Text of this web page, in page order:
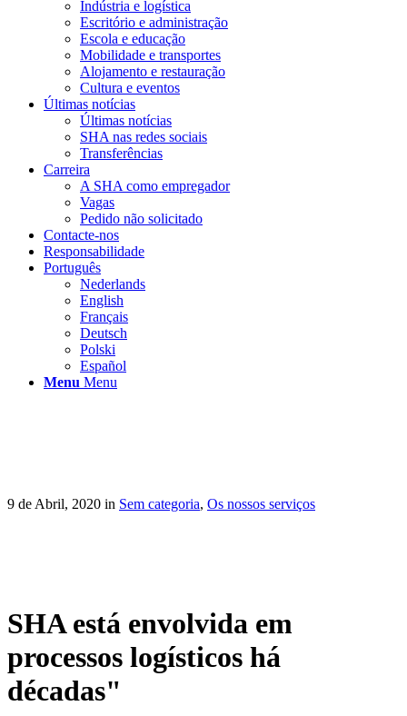
Indústria e logística
Escritório e administração
Escola e educação
Mobilidade e transportes
Alojamento e restauração
Cultura e eventos
Últimas notícias
Últimas notícias
SHA nas redes sociais
Transferências
Carreira
A SHA como empregador
Vagas
Pedido não solicitado
Contacte-nos
Responsabilidade
Português
Nederlands
English
Français
Deutsch
Polski
Español
Menu Menu
9 de Abril, 2020 in Sem categoria, Os nossos serviços
SHA está envolvida em
processos logísticos há
décadas"